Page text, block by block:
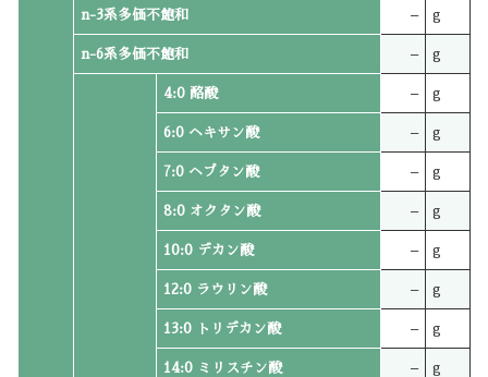
n-3系多価不飽和 – g
n-6系多価不飽和 – g
4:0 酪酸 – g
6:0 ヘキサン酸 – g
7:0 ヘプタン酸 – g
8:0 オクタン酸 – g
10:0 デカン酸 – g
12:0 ラウリン酸 – g
13:0 トリデカン酸 – g
14:0 ミリスチン酸 – g